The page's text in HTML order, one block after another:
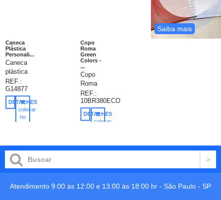
Caneca
Plástica
Personali...
Caneca
plástica
personalizada,
caneca
plástica
com
capacidade
em 1
cor já
incluso.
REF.:
G14877
DETALHES
colocar
no
Copo
Roma
Green
Colors -
...
Copo
Roma
Green
Colors,
Capacidade
para
sustentável
50% de
madeira
REF.:
10BR380ECO
DETALHES
colocar
Saiba mais
Atendimento 9:00 às 12:00 e 13:00 às 18:00 hr - São Paulo - SP